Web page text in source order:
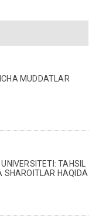
MUDDATLAR
TAHSIL
SHAROITLAR HAQIDA